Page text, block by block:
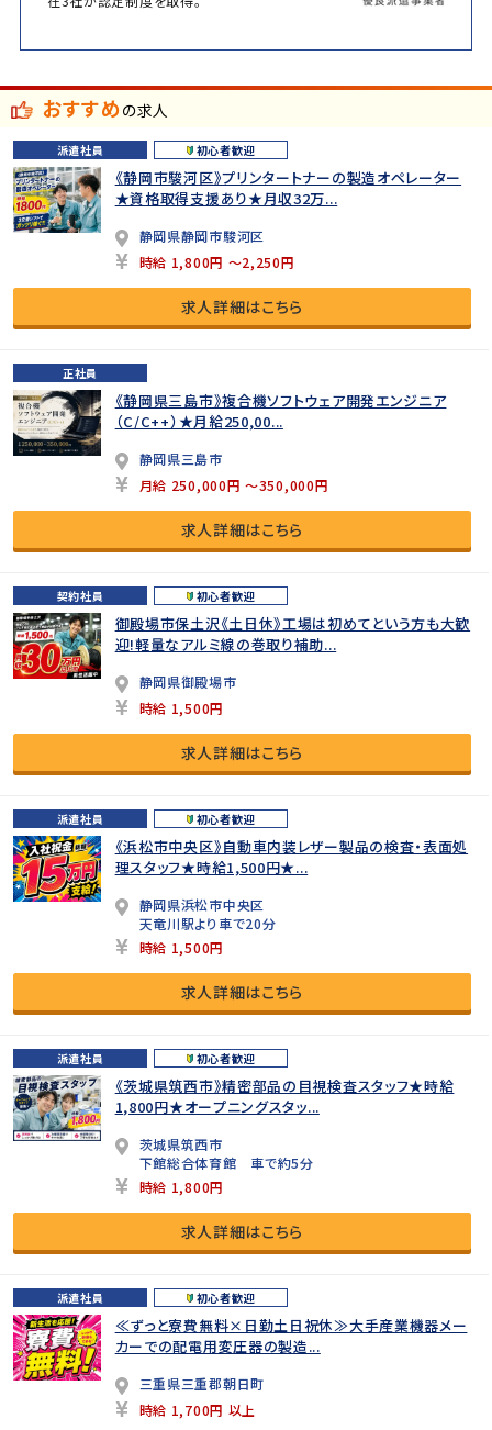
おすすめの求人
派遣社員 初心者歓迎
《静岡市駿河区》プリンタートナーの製造オペレーター
★資格取得支援あり★月収32万...
静岡県静岡市駿河区
時給 1,800円 ～2,250円
求人詳細はこちら
正社員
《静岡県三島市》複合機ソフトウェア開発エンジニア
（C/C++）★月給250,00...
静岡県三島市
月給 250,000円 ～350,000円
求人詳細はこちら
契約社員 初心者歓迎
御殿場市保土沢《土日休》工場は初めてという方も大歓
迎!軽量なアルミ線の巻取り補助...
静岡県御殿場市
時給 1,500円
求人詳細はこちら
派遣社員 初心者歓迎
《浜松市中央区》自動車内装レザー製品の検査・表面処
理スタッフ★時給1,500円★...
静岡県浜松市中央区
天竜川駅より車で20分
時給 1,500円
求人詳細はこちら
派遣社員 初心者歓迎
《茨城県筑西市》精密部品の目視検査スタッフ★時給
1,800円★オープニングスタッ...
茨城県筑西市
下館総合体育館 車で約5分
時給 1,800円
求人詳細はこちら
派遣社員 初心者歓迎
≪ずっと寮費無料×日勤土日祝休≫大手産業機器メー
カーでの配電用変圧器の製造...
三重県三重郡朝日町
時給 1,700円 以上